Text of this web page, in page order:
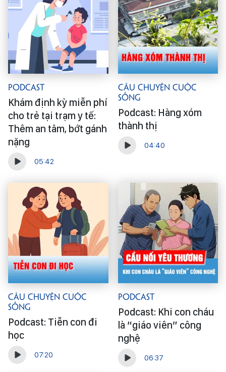
Podcast
Khám định kỳ miễn phí
cho trẻ tại trạm y tế:
Thêm an tâm, bớt gánh
nặng
05:42
Câu Chuyện Cuộc
Sống
Podcast: Hàng xóm
thành thị
04:40
Câu Chuyện Cuộc
Sống
Podcast: Tiễn con đi
học
07:20
Podcast
Podcast: Khi con cháu
là “giáo viên” công
nghệ
06:37